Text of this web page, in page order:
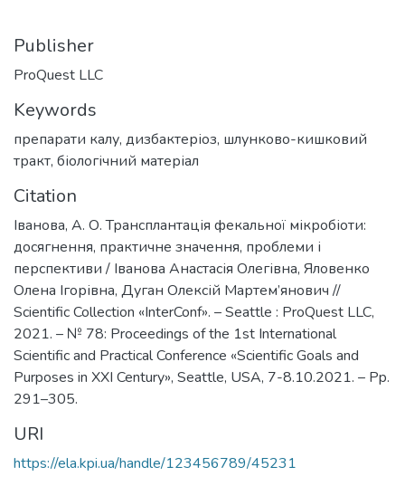
Publisher
ProQuest LLC
Keywords
препарати калу, дизбактеріоз, шлунково-кишковий
тракт, біологічний матеріал
Citation
Іванова, А. О. Трансплантація фекальної мікробіоти:
досягнення, практичне значення, проблеми і
перспективи / Іванова Анастасія Олегівна, Яловенко
Олена Ігорівна, Дуган Олексій Мартем’янович //
Scientific Collection «InterConf». – Seattle : ProQuest LLC,
2021. – № 78: Proceedings of the 1st International
Scientific and Practical Conference «Scientific Goals and
Purposes in XXI Century», Seattle, USA, 7-8.10.2021. – Pp.
291–305.
URI
https://ela.kpi.ua/handle/123456789/45231